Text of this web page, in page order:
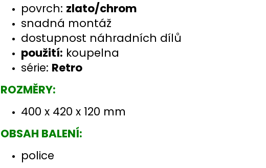
povrch: zlato/chrom
snadná montáž
dostupnost náhradních dílů
použití: koupelna
série: Retro
ROZMĚRY:
400 x 420 x 120 mm
OBSAH BALENÍ:
police